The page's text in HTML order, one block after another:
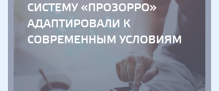
СИСТЕМУ «ПРОЗОРРО»
АДАПТИРОВАЛИ К
СОВРЕМЕННЫМ УСЛОВИЯМ